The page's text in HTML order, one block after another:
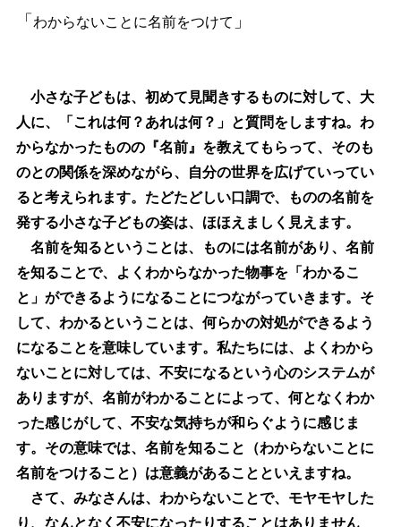
「 わからないことに名前をつけて 」
小さな子どもは、初めて見聞きするものに対して、大
人に、「これは何？あれは何？」と質問をしますね。わ
からなかったものの『名前』を教えてもらって、そのも
のとの関係を深めながら、自分の世界を広げていってい
ると考えられます。たどたどしい口調で、ものの名前を
発する小さな子どもの姿は、ほほえましく見えます。
名前を知るということは、ものには名前があり、名前
を知ることで、よくわからなかった物事を「わかるこ
と」ができるようになることにつながっていきます。そ
して、わかるということは、何らかの対処ができるよう
になることを意味しています。私たちには、よくわから
ないことに対しては、不安になるという心のシステムが
ありますが、名前がわかることによって、何となくわか
った感じがして、不安な気持ちが和らぐように感じま
す。その意味では、名前を知ること（わからないことに
名前をつけること）は意義があることといえますね。
さて、みなさんは、わからないことで、モヤモヤした
り、なんとなく不安になったりすることはありません